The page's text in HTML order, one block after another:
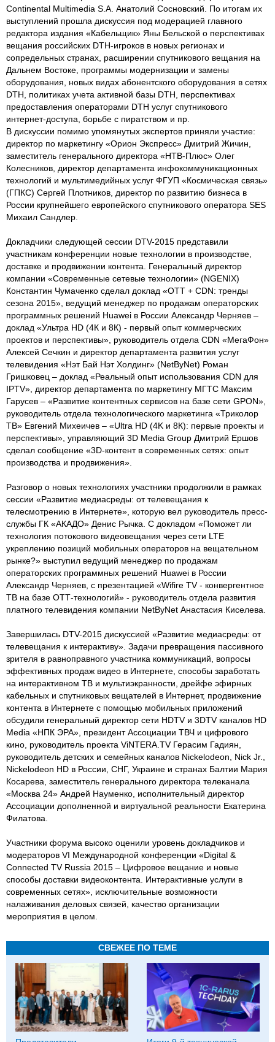
Continental Multimedia S.A. Анатолий Сосновский. По итогам их
выступлений прошла дискуссия под модерацией главного
редактора издания «Кабельщик» Яны Бельской о перспективах
вещания российских DTH-игроков в новых регионах и
сопредельных странах, расширении спутникового вещания на
Дальнем Востоке, программы модернизации и замены
оборудования, новых видах абонентского оборудования в сетях
DTH, политиках учета активной базы DTH, перспективах
предоставления операторами DTH услуг спутникового
интернет-доступа, борьбе с пиратством и пр.
В дискуссии помимо упомянутых экспертов приняли участие:
директор по маркетингу «Орион Экспресс» Дмитрий Жичин,
заместитель генерального директора «НТВ-Плюс» Олег
Колесников, директор департамента инфокоммуникационных
технологий и мультимедийных услуг ФГУП «Космическая связь»
(ГПКС) Сергей Плотников, директор по развитию бизнеса в
России крупнейшего европейского спутникового оператора SES
Михаил Сандлер.
Докладчики следующей сессии DTV-2015 представили
участникам конференции новые технологии в производстве,
доставке и продвижении контента. Генеральный директор
компании «Современные сетевые технологии» (NGENIX)
Константин Чумаченко сделал доклад «ОТТ + CDN: тренды
сезона 2015», ведущий менеджер по продажам операторских
программных решений Huawei в России Александр Черняев –
доклад «Ультра HD (4К и 8К) - первый опыт коммерческих
проектов и перспективы», руководитель отдела CDN «МегаФон»
Алексей Сечкин и директор департамента развития услуг
телевидения «Нэт Бай Нэт Холдинг» (NetByNet) Роман
Гришковец – доклад «Реальный опыт использования CDN для
IPTV», директор департамента по маркетингу МГТС Максим
Гарусев – «Развитие контентных сервисов на базе сети GPON»,
руководитель отдела технологического маркетинга «Триколор
ТВ» Евгений Михеичев – «Ultra HD (4K и 8К): первые проекты и
перспективы», управляющий 3D Media Group Дмитрий Ершов
сделал сообщение «3D-контент в современных сетях: опыт
производства и продвижения».
Разговор о новых технологиях участники продолжили в рамках
сессии «Развитие медиасреды: от телевещания к
телесмотрению в Интернете», которую вел руководитель пресс-
службы ГК «АКАДО» Денис Рычка. С докладом «Поможет ли
технология потокового видеовещания через сети LTE
укреплению позиций мобильных операторов на вещательном
рынке?» выступил ведущий менеджер по продажам
операторских программных решений Huawei в России
Александр Черняев, с презентацией «Wifire TV - конвергентное
ТВ на базе ОТТ-технологий» - руководитель отдела развития
платного телевидения компании NetByNet Анастасия Киселева.
Завершилась DTV-2015 дискуссией «Развитие медиасреды: от
телевещания к интерактиву». Задачи превращения пассивного
зрителя в равноправного участника коммуникаций, вопросы
эффективных продаж видео в Интернете, способы заработать
на интерактивном ТВ и мультиэкранности, дрейфе эфирных
кабельных и спутниковых вещателей в Интернет, продвижение
контента в Интернете с помощью мобильных приложений
обсудили генеральный директор сети HDTV и 3DTV каналов HD
Media «НПК ЭРА», президент Ассоциации ТВЧ и цифрового
кино, руководитель проекта ViNTERA.TV Герасим Гадиян,
руководитель детских и семейных каналов Nickelodeon, Nick Jr.,
Nickelodeon HD в России, СНГ, Украине и странах Балтии Мария
Косарева, заместитель генерального директора телеканала
«Москва 24» Андрей Науменко, исполнительный директор
Ассоциации дополненной и виртуальной реальности Екатерина
Филатова.
Участники форума высоко оценили уровень докладчиков и
модераторов VI Международной конференции «Digital &
Connected TV Russia 2015 – Цифровое вещание и новые
способы доставки видеоконтента. Интерактивные услуги в
современных сетях», исключительные возможности
налаживания деловых связей, качество организации
мероприятия в целом.
СВЕЖЕЕ ПО ТЕМЕ